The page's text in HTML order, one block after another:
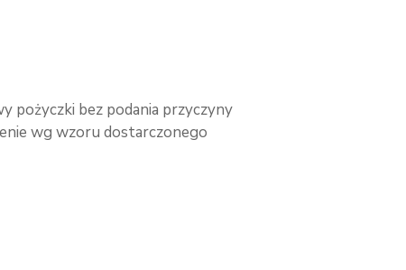
pożyczki bez podania przyczyny
wg wzoru dostarczonego